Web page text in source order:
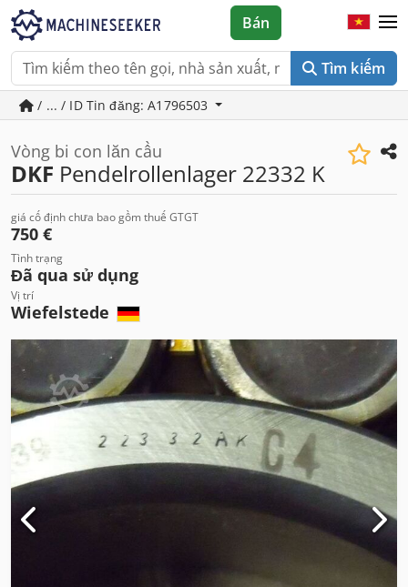
Tìm kiếm
Bán
/ ... / ID Tin đăng: A1796503
Vòng bi con lăn cầu
DKF Pendelrollenlager 22332 K
giá cố định chưa bao gồm thuế GTGT
750 €
Tình trạng
Đã qua sử dụng
Vị trí
Wiefelstede